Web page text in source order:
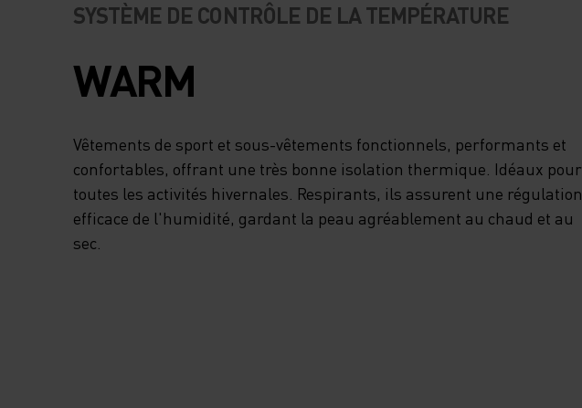
SYSTÈME DE CONTRÔLE DE LA TEMPÉRATURE
WARM
Vêtements de sport et sous-vêtements fonctionnels, performants et
confortables, offrant une très bonne isolation thermique. Idéaux pour
toutes les activités hivernales. Respirants, ils assurent une régulation
efficace de l'humidité, gardant la peau agréablement au chaud et au
sec.